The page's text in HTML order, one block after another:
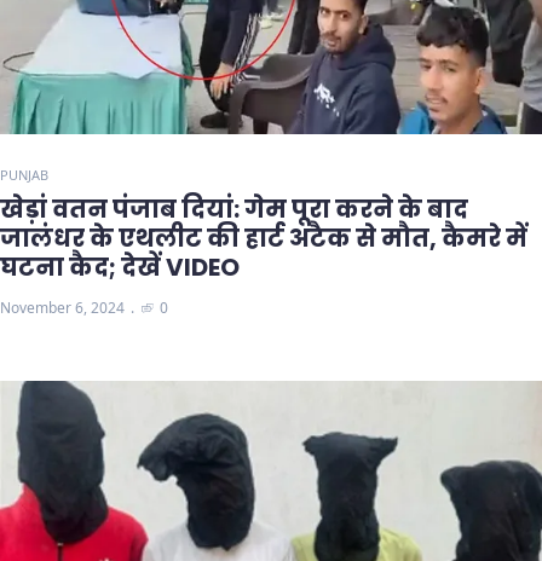
PUNJAB
खेड़ां वतन पंजाब दियां: गेम पूरा करने के बाद
जालंधर के एथलीट की हार्ट अटैक से मौत, कैमरे में
घटना कैद; देखें VIDEO
November 6, 2024 0